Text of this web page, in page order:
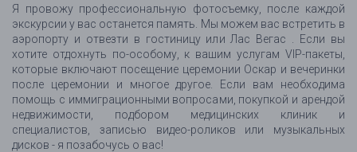
Я провожу профессиональную фотосъемку, после каждой
экскурсии у вас останется память. Мы можем вас встретить в
аэропорту и отвезти в гостиницу или Лас Вегас . Если вы
хотите отдохнуть по-особому, к вашим услугам VIP-пакеты,
которые включают посещение церемонии Оскар и вечеринки
после церемонии и многое другое. Если вам необходима
помощь с иммиграционными вопросами, покупкой и арендой
недвижимости, подбором медицинских клиник и
специалистов, записью видео-роликов или музыкальных
дисков - я позабочусь о вас!